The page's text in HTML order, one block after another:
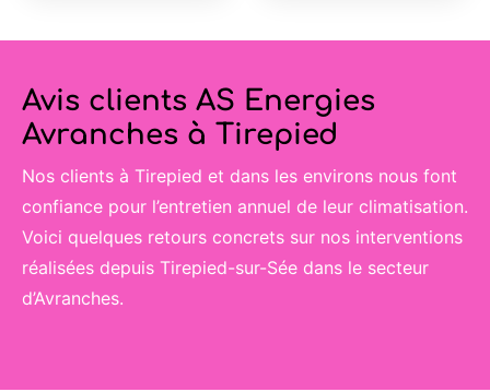
Avis clients AS Energies
Avranches à Tirepied
Nos clients à Tirepied et dans les environs nous font
confiance pour l’entretien annuel de leur climatisation.
Voici quelques retours concrets sur nos interventions
réalisées depuis Tirepied-sur-Sée dans le secteur
d’Avranches.